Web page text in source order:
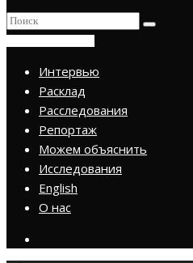
Интервью
Расклад
Расследования
Репортаж
Можем объяснить
Исследования
English
О нас